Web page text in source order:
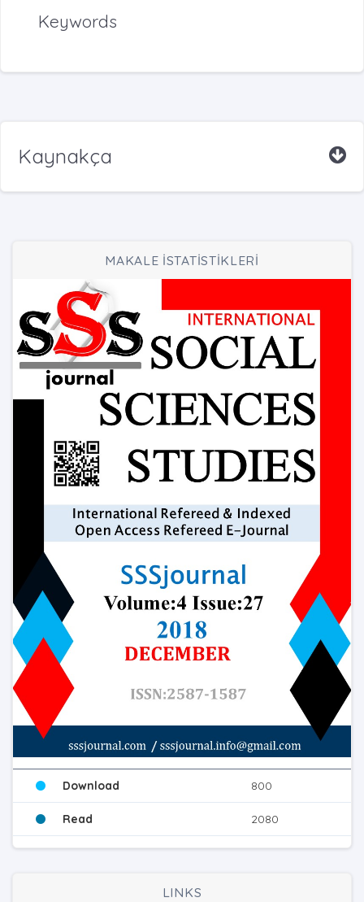
Keywords
Kaynakça
MAKALE İSTATİSTİKLERİ
Download 800
Read 2080
LINKS